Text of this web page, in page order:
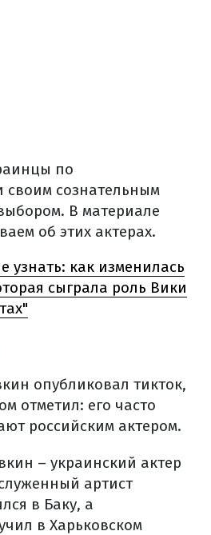
по
сознательным
В материале
об этих актерах.
узнать: как изменилась
сыграла роль Вики
опубликовал тикток,
отметил: его часто
российским актером.
– украинский актер
артист
в Баку, а
в Харьковском